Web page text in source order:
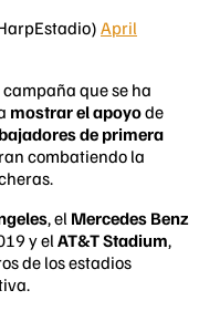
April
campaña que se ha
mostrar el apoyode
de primera
combatiendo la
, el Mercedes Benz
y elAT&T Stadium,
de los estadios